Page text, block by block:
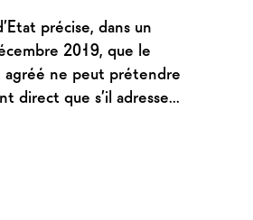
précise, dans un
2019, que le
agréé ne peut prétendre
direct que s’il adresse...